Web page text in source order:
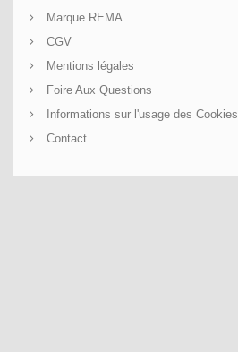
Marque REMA
CGV
Mentions légales
Foire Aux Questions
Informations sur l'usage des Cookies
Contact